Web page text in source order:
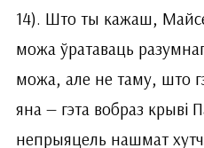
14). Што ты кажаш,
можа ўратаваць
можа, але не таму, што
яна — гэта вобраз крыві
непрыяцель нашмат